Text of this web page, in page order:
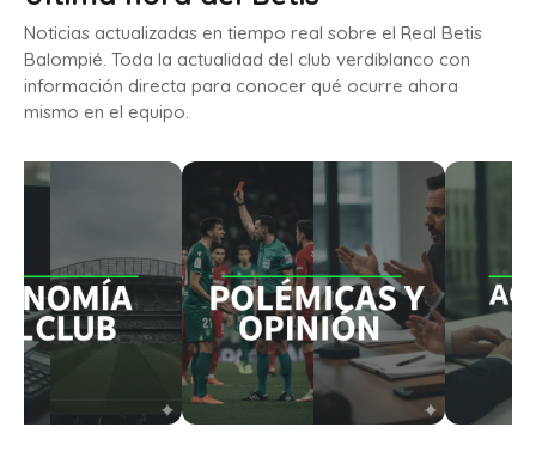
Noticias actualizadas en tiempo real sobre el Real Betis
Balompié. Toda la actualidad del club verdiblanco con
información directa para conocer qué ocurre ahora
mismo en el equipo.